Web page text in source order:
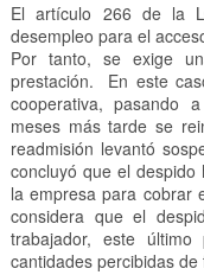
El artículo 266 de la
desempleo para el
Por tanto, se exige
prestación. En este
cooperativa, pasando
meses más tarde se
readmisión levantó
concluyó que el
la empresa para cobrar
considera que el
trabajador, este
cantidades percibidas